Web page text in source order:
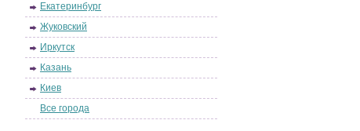
Екатеринбург
Жуковский
Иркутск
Казань
Киев
Все города